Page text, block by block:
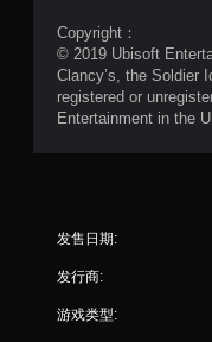
Copyright：
© 2019 Ubisoft
Clancy’s, the Soldier
registered or
Entertainment in the
发售日期:
发行商:
游戏类型: